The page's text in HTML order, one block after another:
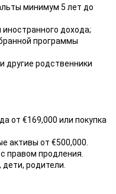
минимум 5 лет до
дохода;
программы
другие родственники
от €169,000 или покупка
активы от €500,000.
правом продления.
родители.